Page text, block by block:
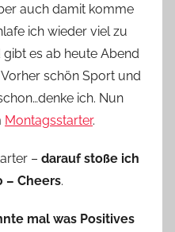
auch damit komme
ich wieder viel zu
es ab heute Abend
schön Sport und
ich. Nun
Montagsstarter.
– darauf stoße ich
– Cheers.
mal was Positives